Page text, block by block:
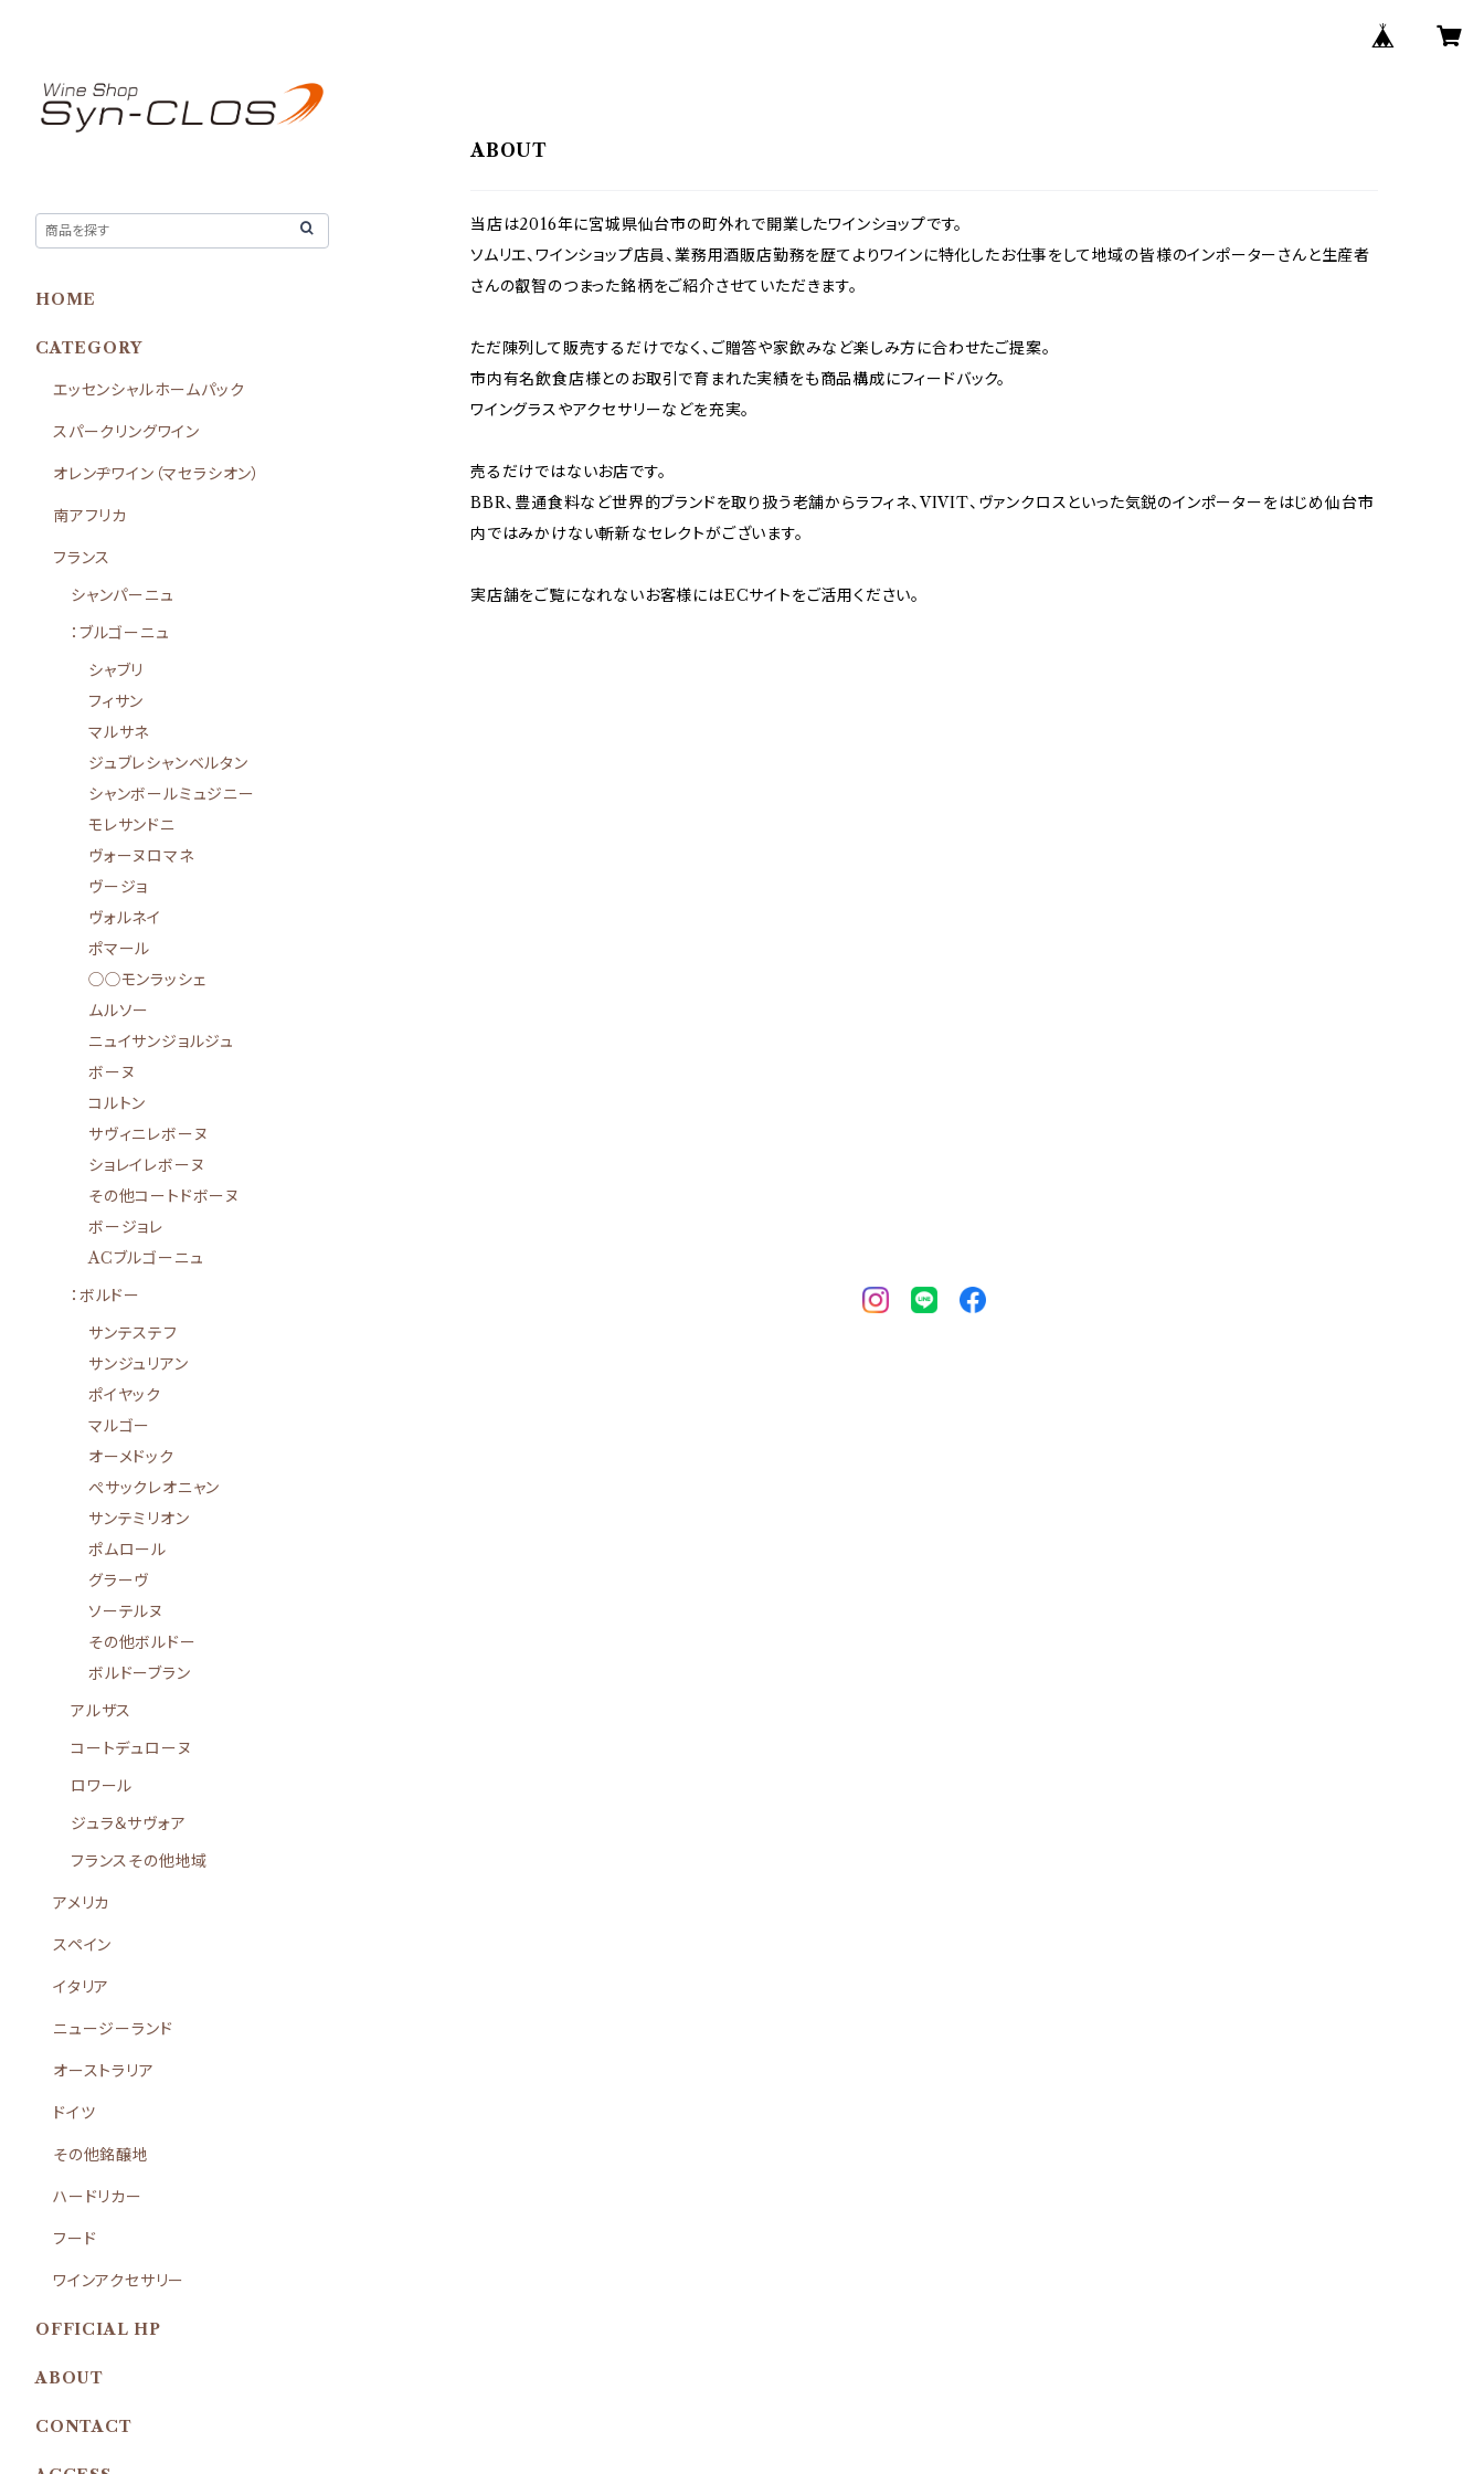
ABOUT
当店は2016年に宮城県仙台市の町外れで開業したワインショップです。
ソムリエ、ワインショップ店員、業務用酒販店勤務を歴てよりワインに特化したお仕事をして地域の皆様のインポーターさんと生産者
さんの叡智のつまった銘柄をご紹介させていただきます。
ただ陳列して販売するだけでなく、ご贈答や家飲みなど楽しみ方に合わせたご提案。
市内有名飲食店様とのお取引で育まれた実績をも商品構成にフィードバック。
ワイングラスやアクセサリーなどを充実。
売るだけではないお店です。
BBR、豊通食料など世界的ブランドを取り扱う老舗からラフィネ、VIVIT、ヴァンクロスといった気鋭のインポーターをはじめ仙台市
内ではみかけない斬新なセレクトがございます。
実店舗をご覧になれないお客様にはECサイトをご活用ください。
HOME
CATEGORY
エッセンシャルホームパック
スパークリングワイン
オレンヂワイン（マセラシオン）
南アフリカ
フランス
シャンパーニュ
：ブルゴーニュ
シャブリ
フィサン
マルサネ
ジュブレシャンベルタン
シャンボールミュジニー
モレサンドニ
ヴォーヌロマネ
ヴージョ
ヴォルネイ
ポマール
◯◯モンラッシェ
ムルソー
ニュイサンジョルジュ
ボーヌ
コルトン
サヴィニレボーヌ
ショレイレボーヌ
その他コートドボーヌ
ボージョレ
ACブルゴーニュ
：ボルドー
サンテステフ
サンジュリアン
ポイヤック
マルゴー
オーメドック
ぺサックレオニャン
サンテミリオン
ポムロール
グラーヴ
ソーテルヌ
その他ボルドー
ボルドーブラン
アルザス
コートデュローヌ
ロワール
ジュラ＆サヴォア
フランスその他地域
アメリカ
スペイン
イタリア
ニュージーランド
オーストラリア
ドイツ
その他銘醸地
ハードリカー
フード
ワインアクセサリー
OFFICIAL HP
ABOUT
CONTACT